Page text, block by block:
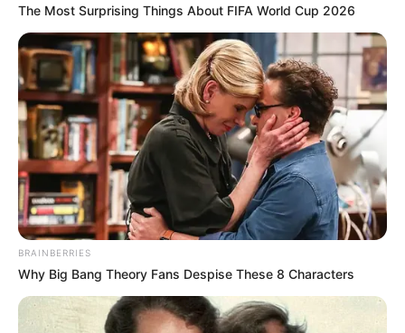
CVS’s Nightmare Comes True: Men Ditching Viagra
For This 87¢ Generic Aisle 7 Hack
FRIDAY PLANS
The Most Surprising Things About FIFA World Cup 2026
BRAINBERRIES
Why Big Bang Theory Fans Despise These 8 Characters